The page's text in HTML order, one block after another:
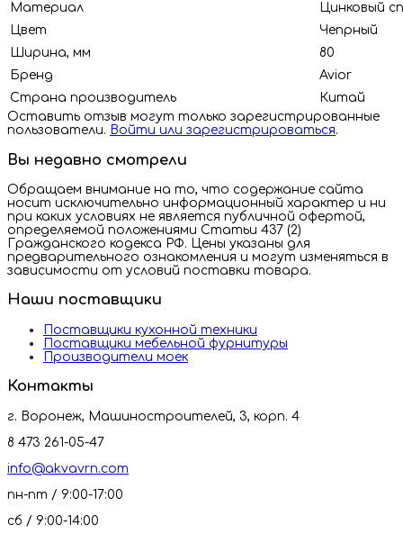
Материал
Цинковый
Цвет
Чепрный
Ширина, мм
80
Бренд
Avior
Страна производитель
Китай
Оставить отзыв могут только зарегистрированные
пользователи. Войти или зарегистрироваться.
Вы недавно смотрели
Обращаем внимание на то, что содержание сайта
носит исключительно информационный характер и ни
при каких условиях не является публичной офертой,
определяемой положениями Статьи 437 (2)
Гражданского кодекса РФ. Цены указаны для
предварительного ознакомления и могут изменяться в
зависимости от условий поставки товара.
Наши поставщики
Поставщики кухонной техники
Поставщики мебельной фурнитуры
Производители моек
Контакты
г. Воронеж, Машиностроителей, 3, корп. 4
8 473 261-05-47
info@akvavrn.com
пн-пт / 9:00-17:00
сб / 9:00-14:00